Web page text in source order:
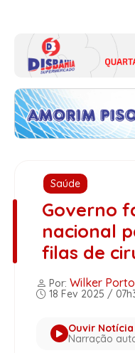
Saúde
Governo
nacional
filas de
Por: Wilker Porto
18 Fev 2025 /
Ouvir Notícia
Narração